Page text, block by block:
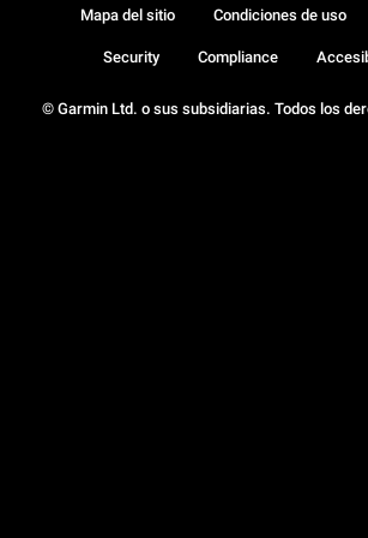
© Garmin Ltd. o sus subsidiarias. Todos los
Mapa del sitio Condiciones de uso
Security Compliance